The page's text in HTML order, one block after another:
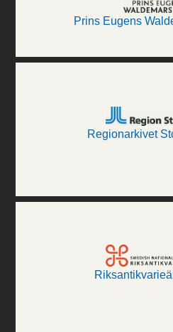
Prins Eugens
Regionarkivet